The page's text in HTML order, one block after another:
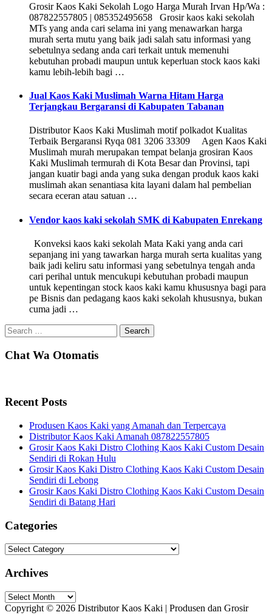
Grosir Kaos Kaki Sekolah Logo Harga Murah Irvan Hp/Wa :
087822557805 | 085352495658 Grosir kaos kaki sekolah
MTs yang anda cari selama ini yang menawarkan harga
murah serta mutu yang baik jadi salah satu informasi yang
sebetulnya sedang anda cari terkait untuk memenuhi
kebutuhan probadi maupun untuk keperluan stock kaos kaki
kamu lebih-lebih bagi …
Jual Kaos Kaki Muslimah Warna Hitam Harga
Terjangkau Bergaransi di Kabupaten Tabanan
Distributor Kaos Kaki Muslimah motif polkadot Kualitas
Terbaik Bergaransi Ryqa 081 3206 33309 Agen Kaos Kaki
Muslimah murah merupakan tempat belanja grosiran Kaos
Kaki Muslimah termurah di Kota Besar dan Provinsi, tapi
jangan kuatir bagi anda yang suka dengan produk kaos kaki
muslimah akan senantiasa kita layani dalam hal pembelian
secara eceran atau satuan …
Vendor kaos kaki sekolah SMK di Kabupaten Enrekang
Konveksi kaos kaki sekolah Mata Kaki yang anda cari
sepanjang ini yang tawarkan harga murah serta kualitas yang
baik jadi keliru satu informasi yang sebetulnya tengah anda
cari perihal untuk mencukupi kebutuhan probadi maupun
untuk kepentingan stock kaos kaki kamu khususnya bagi para
pe Bisnis dan pedagang kaos kaki sekolah khususnya, bukan
cuma jadi …
Search
for:
Chat Wa Otomatis
Recent Posts
Produsen Kaos Kaki yang Amanah dan Terpercaya
Distributor Kaos Kaki Amanah 087822557805
Grosir Kaos Kaki Distro Clothing Kaos Kaki Custom Desain
Sendiri di Rokan Hulu
Grosir Kaos Kaki Distro Clothing Kaos Kaki Custom Desain
Sendiri di Lebong
Grosir Kaos Kaki Distro Clothing Kaos Kaki Custom Desain
Sendiri di Batang Hari
Categories
Categories
Archives
Archives
Copyright © 2026 Distributor Kaos Kaki | Produsen dan Grosir